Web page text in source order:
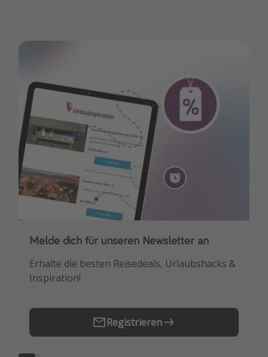
Silvesterreisen
Last Minute Urlaub Mallorca
Last Minute Urlaub Deutschland
Melde dich für unseren Newsletter an
Erhalte die besten Reisedeals, Urlaubshacks &
Inspiration!
Registrieren
Downloade unsere App
Buche die besten Reiseschnäppchen als
Erstes.